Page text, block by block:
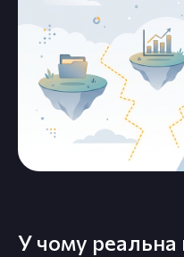
У чому реальна